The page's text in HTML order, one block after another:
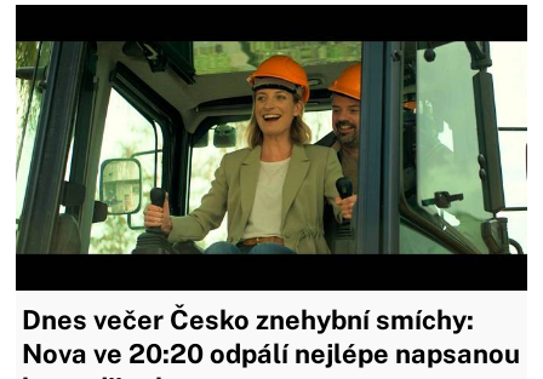
Dnes večer Česko znehybní smíchy:
Nova ve 20:20 odpálí nejlépe napsanou